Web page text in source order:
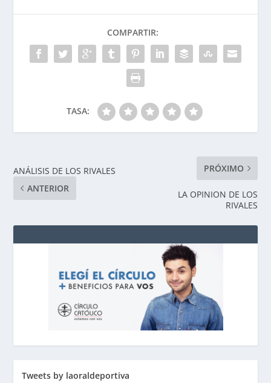
COMPARTIR:
TASA:
ANÁLISIS DE LOS RIVALES
ANTERIOR
PRÓXIMO
LA OPINION DE LOS
RIVALES
Tweets by laoraldeportiva